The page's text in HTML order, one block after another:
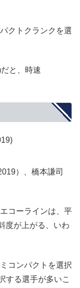
クトクランクを選
と、時速
）、橋本謙司
コーラインは、平
度が上がる、いわ
コンパクトを選択
する選手が多いこ